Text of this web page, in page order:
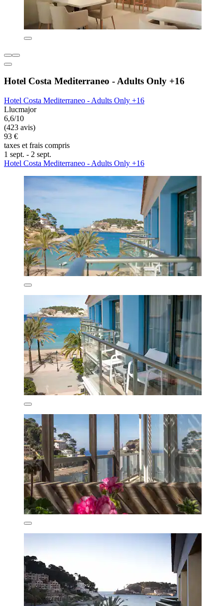
Hotel Costa Mediterraneo - Adults Only +16
Hotel Costa Mediterraneo - Adults Only +16
Llucmajor
6,6/10
(423 avis)
93 €
taxes et frais compris
1 sept. - 2 sept.
Hotel Costa Mediterraneo - Adults Only +16